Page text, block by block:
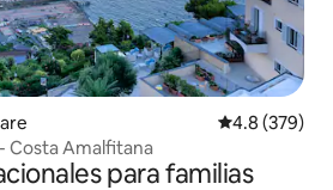
Calificación
4.8 (379)
Costa Amalfitana
para familias